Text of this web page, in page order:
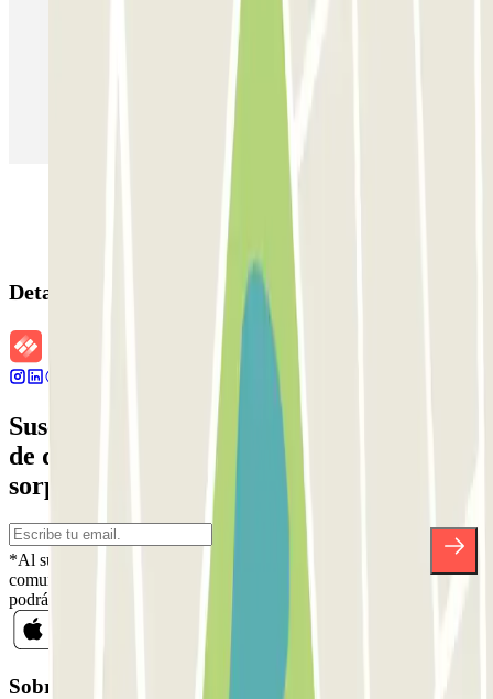
Parking en Barcelona
Parking en Aeropuerto Barcelona
Parking en Aeropuerto Madrid Barajas
Parking en Sants - Estación de Barcelona
Detalles de la reserva
Suscríbete a nuestra newsletter y entérate
de descuentos, sorteos y otras muchas
sorpresas.
*Al suscribirte aceptas nuestra Política de Privacidad para recibir
comunicaciones comerciales de Parclick. Sin ningún compromiso,
podrás darte de baja cuando quieras en la misma newsletter.
Sobre Parclick